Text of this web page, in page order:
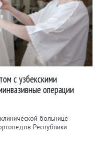
с узбекскими
операции
больнице
Республики